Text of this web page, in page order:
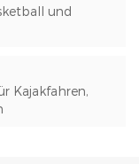
und
Kajakfahren,